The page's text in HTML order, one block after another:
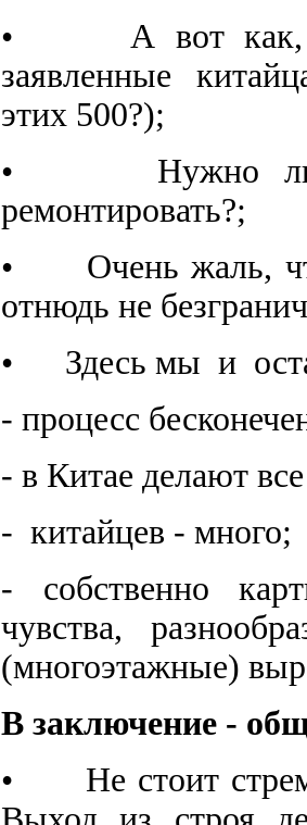
• А вот как, по-
заявленные
этих 500?);
• Нужно ли
ремонтировать?;
• Очень жаль, что
отнюдь не
• Здесь мы и
- процесс
- в Китае делают
- китайцев - много;
- собственно
чувства,
(многоэтажные)
В заключение -
• Не стоит